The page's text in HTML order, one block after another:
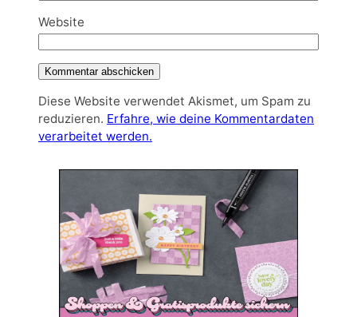
Website
Diese Website verwendet Akismet, um Spam zu
reduzieren. Erfahre, wie deine Kommentardaten
verarbeitet werden.